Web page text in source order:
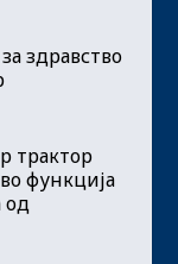
здравство
трактор
функција
од